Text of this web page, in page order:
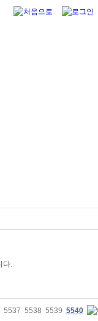
다.
5537 5538 5539 5540